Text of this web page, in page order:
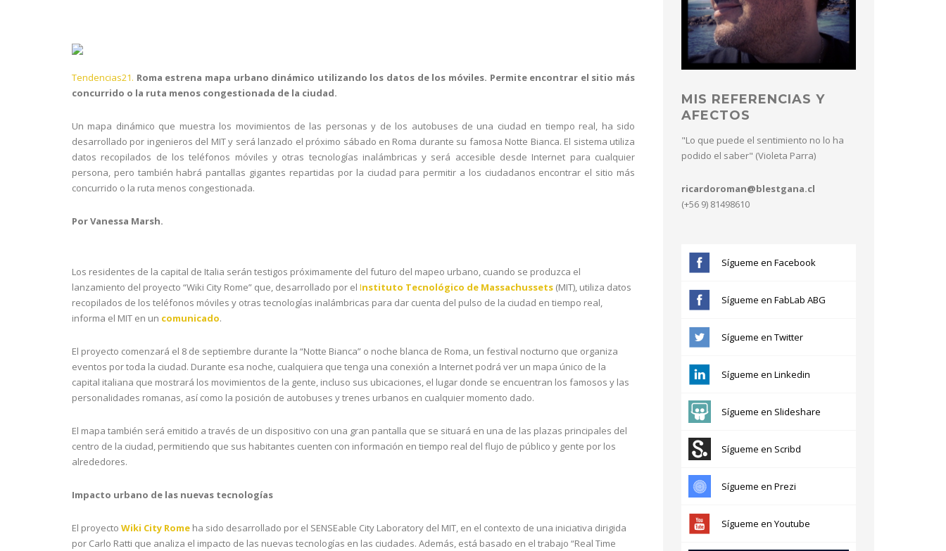
Tendencias21. Roma estrena mapa urbano dinámico utilizando los datos de los móviles. Permite encontrar el sitio más
concurrido o la ruta menos congestionada de la ciudad.
Un mapa dinámico que muestra los movimientos de las personas y de los autobuses de una ciudad en tiempo real, ha sido
desarrollado por ingenieros del MIT y será lanzado el próximo sábado en Roma durante su famosa Notte Bianca. El sistema utiliza
datos recopilados de los teléfonos móviles y otras tecnologías inalámbricas y será accesible desde Internet para cualquier
persona, pero también habrá pantallas gigantes repartidas por la ciudad para permitir a los ciudadanos encontrar el sitio más
concurrido o la ruta menos congestionada.
Por Vanessa Marsh.
Los residentes de la capital de Italia serán testigos próximamente del futuro del mapeo urbano, cuando se produzca el
lanzamiento del proyecto “Wiki City Rome” que, desarrollado por el Instituto Tecnológico de Massachussets (MIT), utiliza datos
recopilados de los teléfonos móviles y otras tecnologías inalámbricas para dar cuenta del pulso de la ciudad en tiempo real,
informa el MIT en un comunicado.
El proyecto comenzará el 8 de septiembre durante la “Notte Bianca” o noche blanca de Roma, un festival nocturno que organiza
eventos por toda la ciudad. Durante esa noche, cualquiera que tenga una conexión a Internet podrá ver un mapa único de la
capital italiana que mostrará los movimientos de la gente, incluso sus ubicaciones, el lugar donde se encuentran los famosos y las
personalidades romanas, así como la posición de autobuses y trenes urbanos en cualquier momento dado.
El mapa también será emitido a través de un dispositivo con una gran pantalla que se situará en una de las plazas principales del
centro de la ciudad, permitiendo que sus habitantes cuenten con información en tiempo real del flujo de público y gente por los
alrededores.
Impacto urbano de las nuevas tecnologías
El proyecto Wiki City Rome ha sido desarrollado por el SENSEable City Laboratory del MIT, en el contexto de una iniciativa dirigida
por Carlo Ratti que analiza el impacto de las nuevas tecnologías en las ciudades. Además, está basado en el trabajo “Real Time
MIS REFERENCIAS Y
AFECTOS
"Lo que puede el sentimiento no lo ha
podido el saber" (Violeta Parra)
ricardoroman@blestgana.cl
(+56 9) 81498610
Sígueme en Facebook
Sígueme en FabLab ABG
Sígueme en Twitter
Sígueme en Linkedin
Sígueme en Slideshare
Sígueme en Scribd
Sígueme en Prezi
Sígueme en Youtube